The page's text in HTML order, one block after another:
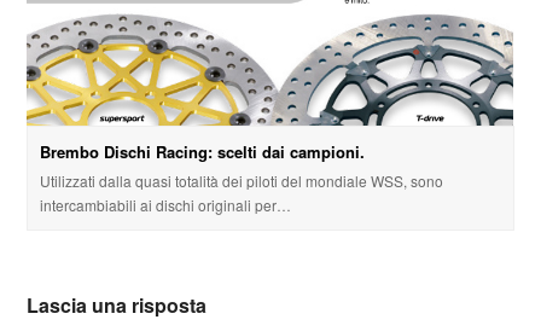
Brembo Dischi Racing: scelti dai campioni.
Utilizzati dalla quasi totalità dei piloti del mondiale WSS, sono
intercambiabili ai dischi originali per…
Lascia una risposta